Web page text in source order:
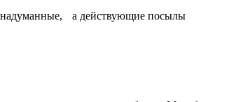
надуманные, а действующие посылы